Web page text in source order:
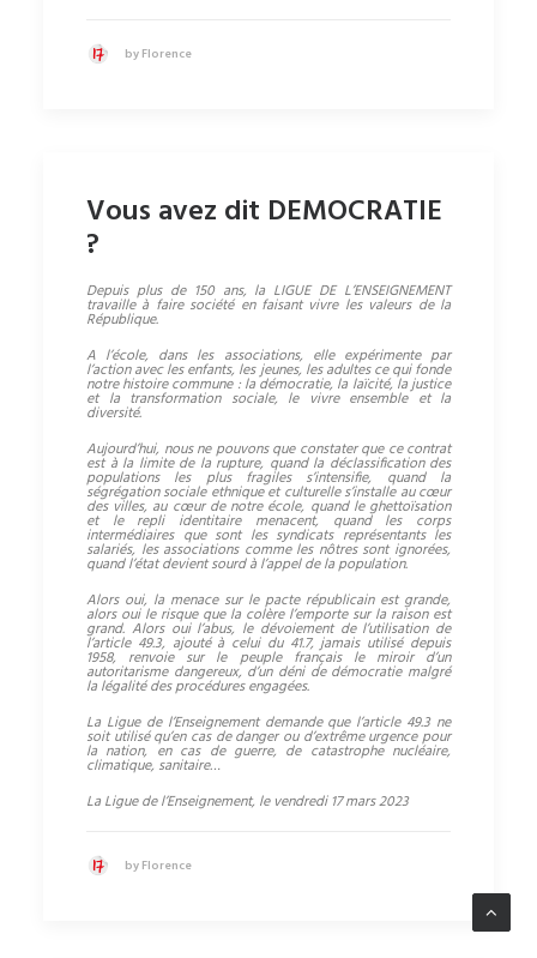
by Florence
Vous avez dit DEMOCRATIE
?
Depuis plus de 150 ans, la LIGUE DE L’ENSEIGNEMENT
travaille à faire société en faisant vivre les valeurs de la
République.
A l’école, dans les associations, elle expérimente par
l’action avec les enfants, les jeunes, les adultes ce qui fonde
notre histoire commune : la démocratie, la laïcité, la justice
et la transformation sociale, le vivre ensemble et la
diversité.
Aujourd’hui, nous ne pouvons que constater que ce contrat
est à la limite de la rupture, quand la déclassification des
populations les plus fragiles s’intensifie, quand la
ségrégation sociale ethnique et culturelle s’installe au cœur
des villes, au cœur de notre école, quand le ghettoïsation
et le repli identitaire menacent, quand les corps
intermédiaires que sont les syndicats représentants les
salariés, les associations comme les nôtres sont ignorées,
quand l’état devient sourd à l’appel de la population.
Alors oui, la menace sur le pacte républicain est grande,
alors oui le risque que la colère l’emporte sur la raison est
grand. Alors oui l’abus, le dévoiement de l’utilisation de
l’article 49.3, ajouté à celui du 41.7, jamais utilisé depuis
1958, renvoie sur le peuple français le miroir d’un
autoritarisme dangereux, d’un déni de démocratie malgré
la légalité des procédures engagées.
La Ligue de l’Enseignement demande que l’article 49.3 ne
soit utilisé qu’en cas de danger ou d’extrême urgence pour
la nation, en cas de guerre, de catastrophe nucléaire,
climatique, sanitaire…
La Ligue de l’Enseignement, le vendredi 17 mars 2023
by Florence